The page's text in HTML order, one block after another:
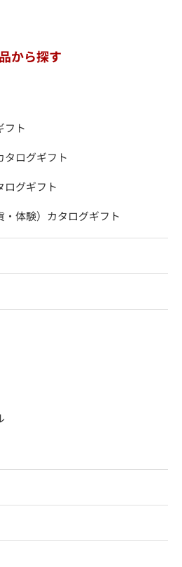
から探す
フト
タログギフト
ログギフト
体験）カタログギフト